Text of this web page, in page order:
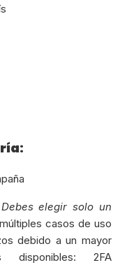
Debes elegir solo un
casos de uso
debido a un mayor
disponibles: 2FA